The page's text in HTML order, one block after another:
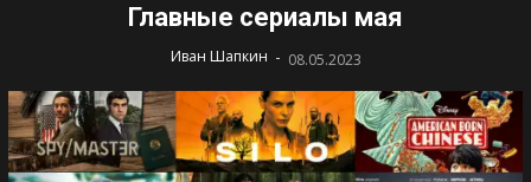
Главные сериалы мая
Иван Шапкин - 08.05.2023